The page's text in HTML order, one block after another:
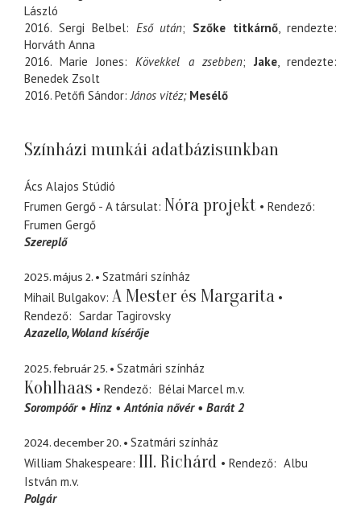
László
2016. Sergi Belbel: Eső után; Szőke titkárnő, rendezte:
Horváth Anna
2016. Marie Jones:Kövekkel a zsebben;Jake, rendezte:
Benedek Zsolt
2016. Petőfi Sándor:János vitéz; Mesélő
Színházi munkái adatbázisunkban
Ács Alajos Stúdió
Frumen Gergő - A társulat Nóra projekt
Rendező
Frumen Gergő
Szereplő
2025. május 2.
Szatmári színház
Mihail Bulgakov A Mester és Margarita
Rendező
Sardar Tagirovsky
Azazello Woland kísérője
2025. február 25. Szatmári színház
Kohlhaas Rendező Bélai Marcel m.v.
Sorompóőr
Hinz Antónia nővér Barát 2
2024. december 20.
Szatmári színház
William Shakespeare III. Richárd Rendező
Albu
István m.v.
Polgár